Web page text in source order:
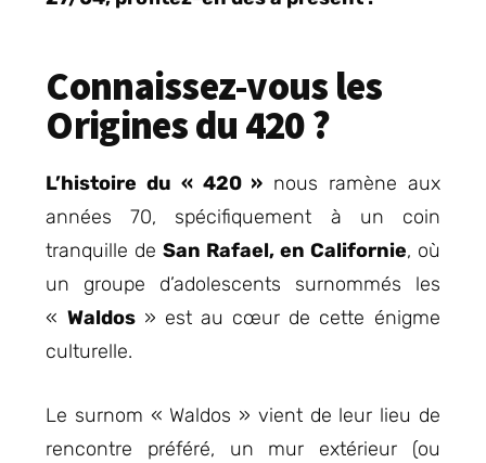
Connaissez-vous les
Origines du 420 ?
L’histoire du « 420 » nous ramène aux
années 70, spécifiquement à un coin
tranquille deSan Rafael, en Californie, où
un groupe d’adolescents surnommés les
« Waldos» est au cœur de cette énigme
culturelle.
Le surnom « Waldos » vient de leur lieu de
rencontre préféré, un mur extérieur (ou